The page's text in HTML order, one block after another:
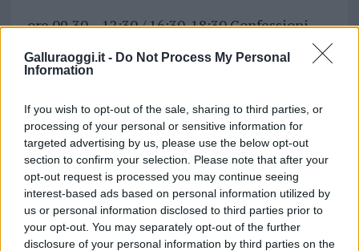
Galluraoggi.it - Do Not Process My Personal
Information
If you wish to opt-out of the sale, sharing to third parties, or
processing of your personal or sensitive information for
targeted advertising by us, please use the below opt-out
section to confirm your selection. Please note that after your
opt-out request is processed you may continue seeing
interest-based ads based on personal information utilized by
us or personal information disclosed to third parties prior to
your opt-out. You may separately opt-out of the further
disclosure of your personal information by third parties on the
ore 09,30 – 12:30 / 16:30-18:30 Confessioni.
ore 21,00 Inizio della Veglia Pasquale.
LUCERNARIO. Liturgia della Parola – Liturgia
Battesimale – Liturgia Eucaristica
17 Aprile Domenica di Pasqua di
Resurrezione
ore 10,00 Santa Messa. Al termine della
messa, distribuzione del pane Pasquale.